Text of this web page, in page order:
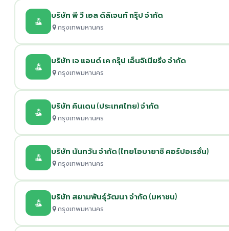
บริษัท พี วี เอส ดิลิเจนท์ กรุ๊ป จำกัด
กรุงเทพมหานคร
บริษัท เจ แอนด์ เค กรุ๊ป เอ็นจิเนียริ่ง จำกัด
กรุงเทพมหานคร
บริษัท คินเดน (ประเทศไทย) จำกัด
กรุงเทพมหานคร
บริษัท นันทวัน จำกัด (ไทยโอบายาชิ คอร์ปอเรชั่น)
กรุงเทพมหานคร
บริษัท สยามพันธุ์วัฒนา จำกัด (มหาชน)
กรุงเทพมหานคร